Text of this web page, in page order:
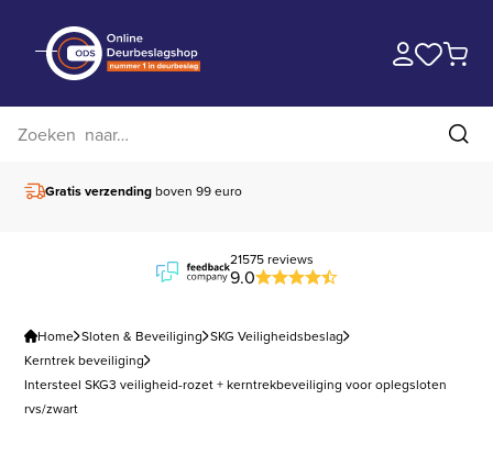
Gratis verzendingboven 99 euro
21575 reviews
9.0
Home Sloten & Beveiliging SKG Veiligheidsbeslag
Kerntrek beveiliging
Intersteel SKG3 veiligheid-rozet + kerntrekbeveiliging voor oplegsloten
rvs/zwart